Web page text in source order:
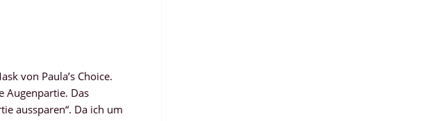
von Paula’s Choice.
Augenpartie. Das
aussparen“. Da ich um